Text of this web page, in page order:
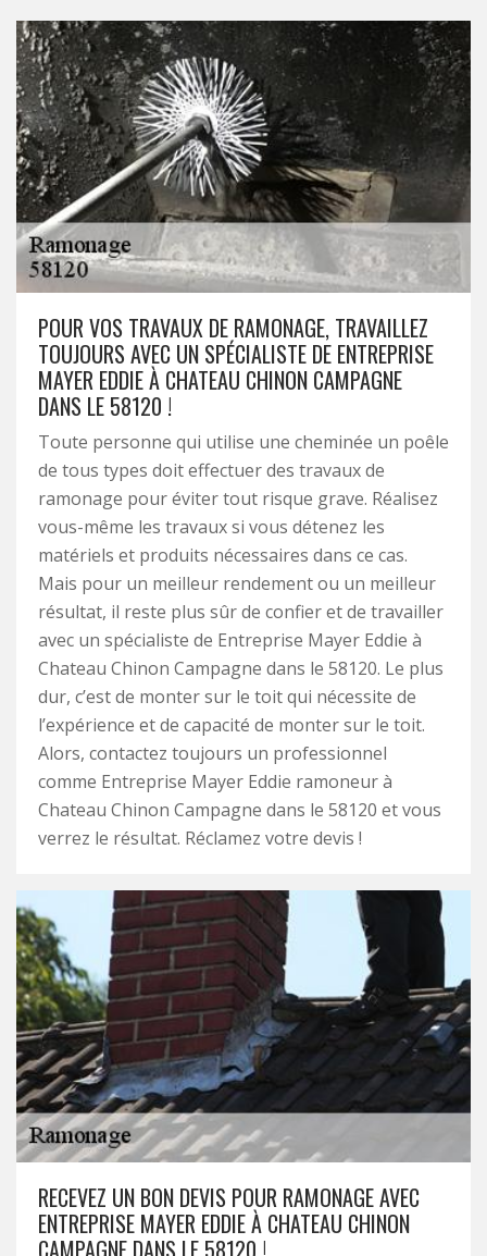
POUR VOS TRAVAUX DE RAMONAGE, TRAVAILLEZ
TOUJOURS AVEC UN SPÉCIALISTE DE ENTREPRISE
MAYER EDDIE À CHATEAU CHINON CAMPAGNE
DANS LE 58120 !
Toute personne qui utilise une cheminée un poêle
de tous types doit effectuer des travaux de
ramonage pour éviter tout risque grave. Réalisez
vous-même les travaux si vous détenez les
matériels et produits nécessaires dans ce cas.
Mais pour un meilleur rendement ou un meilleur
résultat, il reste plus sûr de confier et de travailler
avec un spécialiste de Entreprise Mayer Eddie à
Chateau Chinon Campagne dans le 58120. Le plus
dur, c’est de monter sur le toit qui nécessite de
l’expérience et de capacité de monter sur le toit.
Alors, contactez toujours un professionnel
comme Entreprise Mayer Eddie ramoneur à
Chateau Chinon Campagne dans le 58120 et vous
verrez le résultat. Réclamez votre devis !
RECEVEZ UN BON DEVIS POUR RAMONAGE AVEC
ENTREPRISE MAYER EDDIE À CHATEAU CHINON
CAMPAGNE DANS LE 58120 !